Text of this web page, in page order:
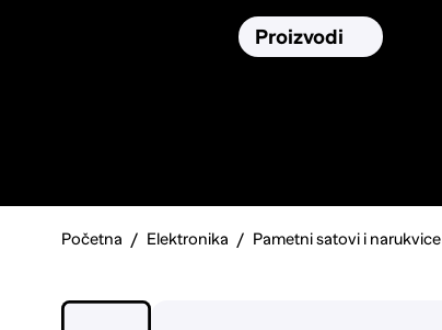
Proizvodi
Početna Elektronika Pametni satovi i narukvice